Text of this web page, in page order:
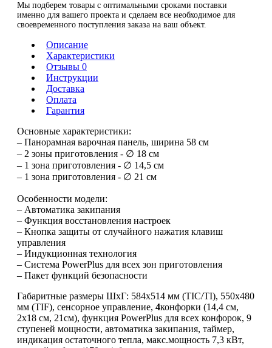
Мы подберем товары с оптимальными сроками поставки
именно для вашего проекта и сделаем все необходимое для
своевременного поступления заказа на ваш объект.
Описание
Характеристики
Отзывы 0
Инструкции
Доставка
Оплата
Гарантия
Основные характеристики:
– Панорамная варочная панель, ширина 58 см
– 2 зоны приготовления - ∅ 18 см
– 1 зона приготовления - ∅ 14,5 см
– 1 зона приготовления - ∅ 21 см
Особенности модели:
– Автоматика закипания
– Функция восстановления настроек
– Кнопка защиты от случайного нажатия клавиш
управления
– Индукционная технология
– Система PowerPlus для всех зон приготовления
– Пакет функций безопасности
Габаритные размеры ШхГ: 584х514 мм (TIC/TI), 550х480
мм (TIF), сенсорное управление, 4конфорки (14,4 см,
2х18 см, 21см), функция PowerPlus для всех конфорок, 9
ступеней мощности, автоматика закипания, таймер,
индикация остаточного тепла, макс.мощность 7,3 кВт,